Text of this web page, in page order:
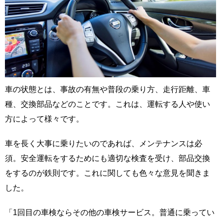
車の状態とは、事故の有無や普段の乗り方、走行距離、車
種、交換部品などのことです。これは、運転する人や使い
方によって様々です。
車を長く大事に乗りたいのであれば、メンテナンスは必
須。安全運転をするためにも適切な検査を受け、部品交換
をするのが鉄則です。これに関しても色々な意見を聞きま
した。
「1回目の車検ならその他の車検サービス。普通に乗ってい